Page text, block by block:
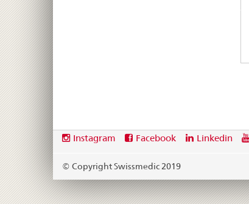
Footer
Social
links
Instagram Facebook Linkedin
© Copyright Swissmedic 2019